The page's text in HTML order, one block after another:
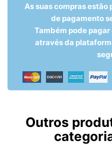
As suas compras
de pagamento
Também pode
através da
Outros